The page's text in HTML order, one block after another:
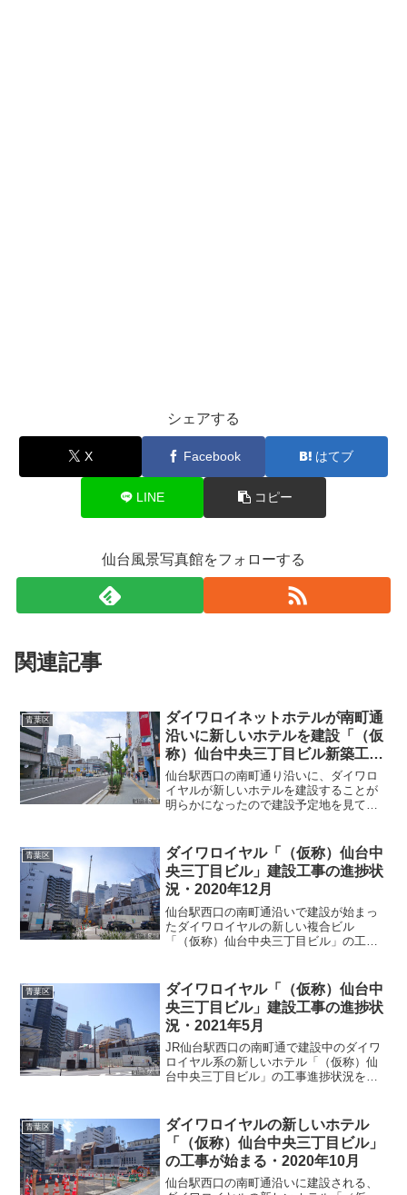
シェアする
X Facebook はてブ
LINE コピー
仙台風景写真館をフォローする
関連記事
青葉区
ダイワロイネットホテルが南町通
沿いに新しいホテルを建設「（仮
称）仙台中央三丁目ビル新築工
事」・2020年8月
仙台駅西口の南町通り沿いに、ダイワロ
イヤルが新しいホテルを建設することが
明らかになったので建設予定地を見てき
です。現在はタイムズの駐車場として利
用されていますが、201...
青葉区
ダイワロイヤル「（仮称）仙台中
央三丁目ビル」建設工事の進捗状
況・2020年12月
仙台駅西口の南町通沿いで建設が始まっ
たダイワロイヤルの新しい複合ビル
「（仮称）仙台中央三丁目ビル」の工事
ンが並べられていた状態でしたが、今回
見てみたら周囲が工事用の白...
青葉区
ダイワロイヤル「（仮称）仙台中
央三丁目ビル」建設工事の進捗状
況・2021年5月
JR仙台駅西口の南町通で建設中のダイワ
ロイヤル系の新しいホテル「（仮称）仙
台中央三丁目ビル」の工事進捗状況を見
組み上がっていて、隣の仙台パルコ2と同
じ位の高さになって...
青葉区
ダイワロイヤルの新しいホテル
「（仮称）仙台中央三丁目ビル」
の工事が始まる・2020年10月
仙台駅西口の南町通沿いに建設される、